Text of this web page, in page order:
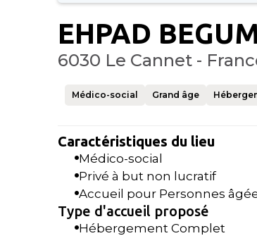
EHPAD
6030 Le Cannet -
Médico-social Grand âge
Caractéristiques du lieu
Médico-social
Privé à but non lucratif
Accueil pour Personnes
Type d'accueil proposé
Hébergement Complet